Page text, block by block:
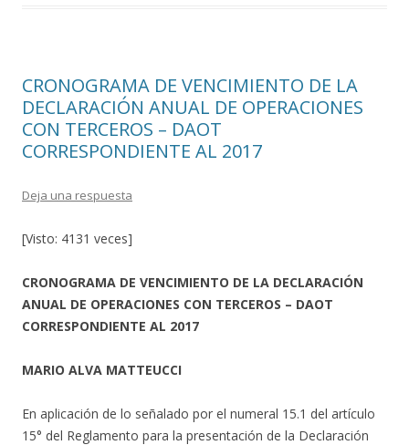
CRONOGRAMA DE VENCIMIENTO DE LA
DECLARACIÓN ANUAL DE OPERACIONES
CON TERCEROS – DAOT
CORRESPONDIENTE AL 2017
Deja una respuesta
[Visto: 4131 veces]
CRONOGRAMA DE VENCIMIENTO DE LA DECLARACIÓN
ANUAL DE OPERACIONES CON TERCEROS – DAOT
CORRESPONDIENTE AL 2017
MARIO ALVA MATTEUCCI
En aplicación de lo señalado por el numeral 15.1 del artículo
15° del Reglamento para la presentación de la Declaración